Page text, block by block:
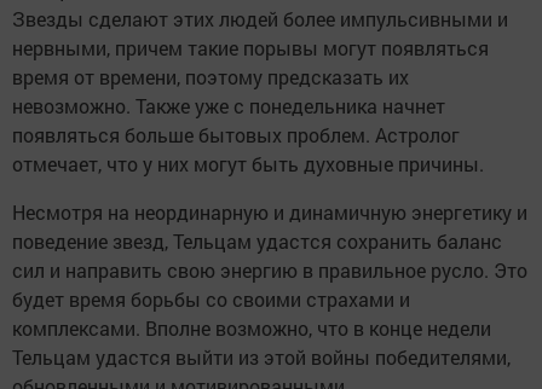
Звезды сделают этих людей более импульсивными и
нервными, причем такие порывы могут появляться
время от времени, поэтому предсказать их
невозможно. Также уже с понедельника начнет
появляться больше бытовых проблем. Астролог
отмечает, что у них могут быть духовные причины.
Несмотря на неординарную и динамичную энергетику и
поведение звезд, Тельцам удастся сохранить баланс
сил и направить свою энергию в правильное русло. Это
будет время борьбы со своими страхами и
комплексами. Вполне возможно, что в конце недели
Тельцам удастся выйти из этой войны победителями,